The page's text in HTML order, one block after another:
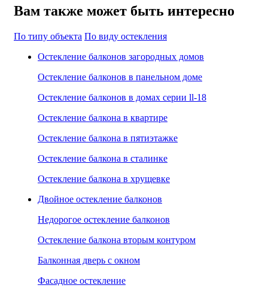
Вам также может быть интересно
По типу объекта По виду остекления
Остекление балконов загородных домов
Остекление балконов в панельном доме
Остекление балконов в домах серии ll-18
Остекление балкона в квартире
Остекление балкона в пятиэтажке
Остекление балкона в сталинке
Остекление балкона в хрущевке
Двойное остекление балконов
Недорогое остекление балконов
Остекление балкона вторым контуром
Балконная дверь с окном
Фасадное остекление